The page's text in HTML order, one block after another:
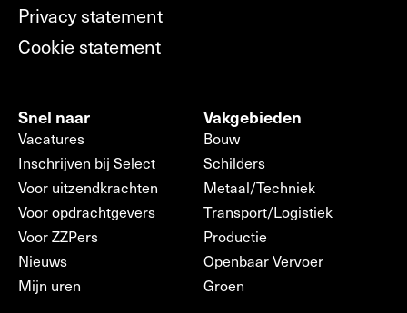
Privacy statement
Cookie statement
Snel naar
Vacatures
Inschrijven bij Select
Voor uitzendkrachten
Voor opdrachtgevers
Voor ZZPers
Nieuws
Mijn uren
Vakgebieden
Bouw
Schilders
Metaal/Techniek
Transport/Logistiek
Productie
Openbaar Vervoer
Groen